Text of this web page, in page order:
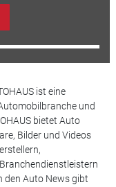
ist eine
und
bietet Auto
Bilder und Videos
den Auto News gibt